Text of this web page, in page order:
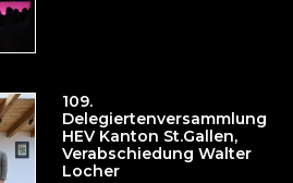
109.
Delegiertenversammlung
HEV Kanton St.Gallen,
Verabschiedung Walter
Locher